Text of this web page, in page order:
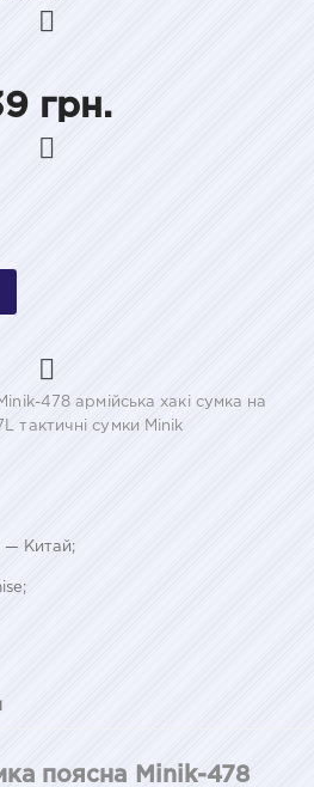
грн.
478 армійська хакі сумка на
тактичні сумки Minik
— Китай;
поясна Minik-478